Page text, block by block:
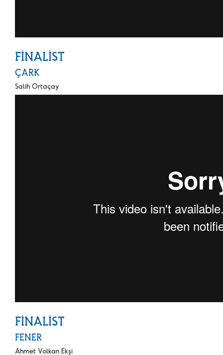
FİNALİST
ÇARK
Salih Ortaçay
FİNALİST
FENER
Ahmet Volkan Ekşi